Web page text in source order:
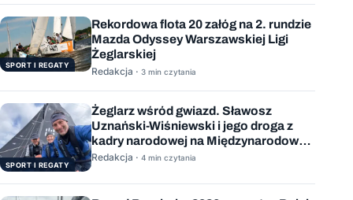
SPORT I REGATY
Rekordowa flota 20 załóg na 2. rundzie
Mazda Odyssey Warszawskiej Ligi
Żeglarskiej
Redakcja · 3 min czytania
SPORT I REGATY
Żeglarz wśród gwiazd. Sławosz
Uznański-Wiśniewski i jego droga z
kadry narodowej na Międzynarodową
Stację Kosmiczną
Redakcja · 4 min czytania